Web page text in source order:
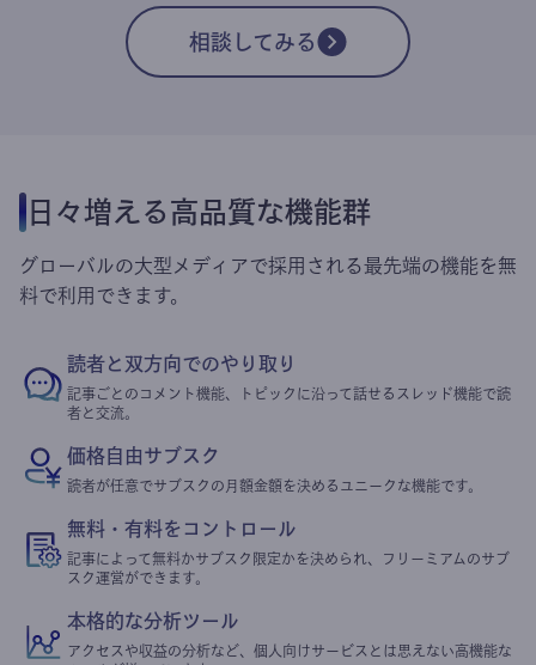
相談してみる
日々増える高品質な機能群
グローバルの大型メディアで採用される最先端の機能を無
料で利用できます。
読者と双方向でのやり取り
記事ごとのコメント機能、トピックに沿って話せるスレッド機能で読
者と交流。
価格自由サブスク
読者が任意でサブスクの月額金額を決めるユニークな機能です。
無料・有料をコントロール
記事によって無料かサブスク限定かを決められ、フリーミアムのサブ
スク運営ができます。
本格的な分析ツール
アクセスや収益の分析など、個人向けサービスとは思えない高機能な